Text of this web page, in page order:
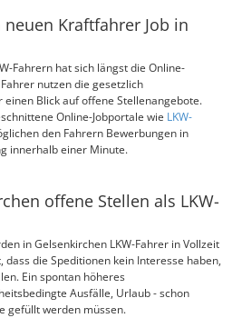
Kraftfahrer Job in
Fahrern hat sich längst die Online-
nutzen die gesetzlich
Blick auf offene Stellenangebote.
Online-Jobportale wie LKW-
den Fahrern Bewerbungen in
innerhalb einer Minute.
offene Stellen als LKW-
in Gelsenkirchen LKW-Fahrer in Vollzeit
die Speditionen kein Interesse haben,
Ein spontan höheres
Ausfälle, Urlaub - schon
gefüllt werden müssen.